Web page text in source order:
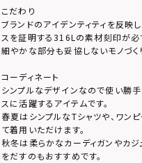
こだわり
ブランドのアイデンティティを反映
スを証明する316Lの素材刻印が必
細やかな部分も妥協しないモノづく
コーディネート
シンプルなデザインなので使い勝手
スに活躍するアイテムです。
春夏はシンプルなTシャツや、ワン
て着用いただけます。
秋冬は柔らかなカーディガンやカ
をだすのもおすすめです。